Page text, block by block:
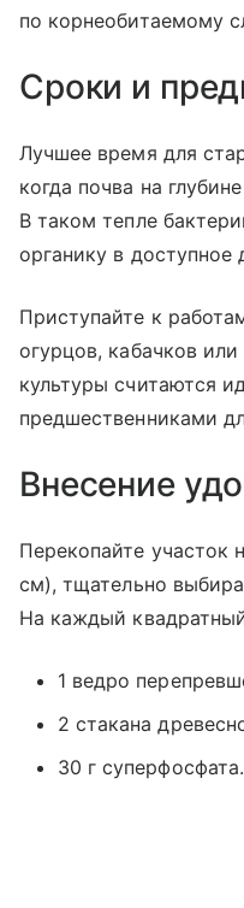
по корнеобитаемому
Сроки и
Лучшее время для
когда почва на
В таком тепле
органику в доступное
Приступайте к
огурцов, кабачков
культуры считаются
предшественниками
Внесение
Перекопайте участок
см), тщательно
На каждый
1 ведро
2 стакана
30 г суперфосфата.